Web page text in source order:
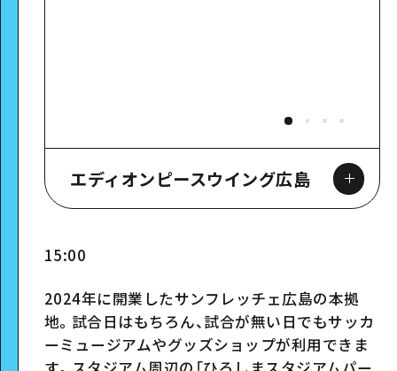
エディオンピースウイング広島
スポット詳細
15:00
2024年に開業したサンフレッチェ広島の本拠
地。試合日はもちろん、試合が無い日でもサッカ
ーミュージアムやグッズショップが利用できま